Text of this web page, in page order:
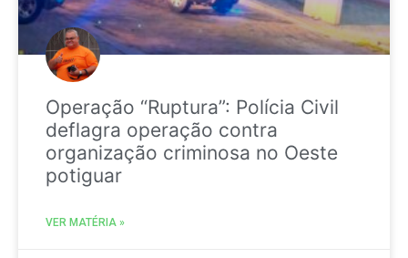
Operação “Ruptura”: Polícia Civil
deflagra operação contra
organização criminosa no Oeste
potiguar
VER MATÉRIA »